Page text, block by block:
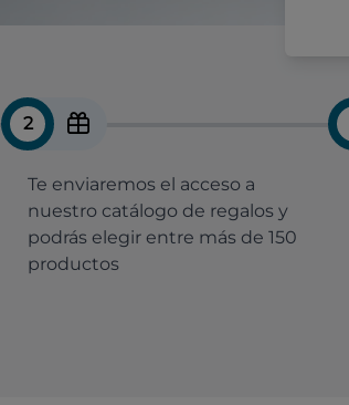
2
Te enviaremos el acceso a
nuestro catálogo de regalos y
podrás elegir entre más de 150
productos